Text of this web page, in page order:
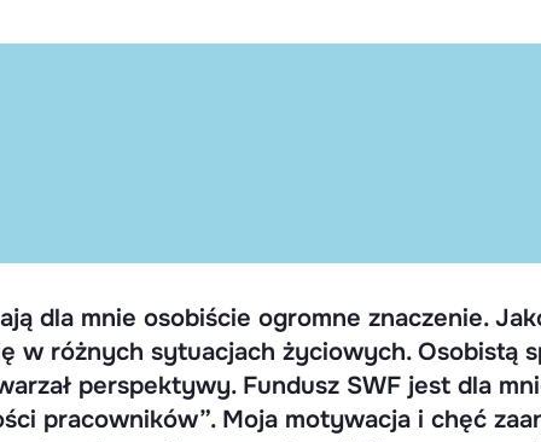
dla mnie osobiście ogromne znaczenie.
w różnych sytuacjach życiowych. Osobistą
perspektywy. Fundusz SWF jest dla
pracowników”. Moja motywacja i chęć